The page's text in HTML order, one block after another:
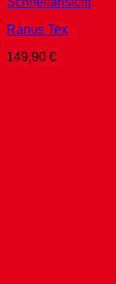
Ranus Tex
149,90 €